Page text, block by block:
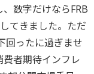
数字だけならFRB
てきました。ただ
回ったに過ぎませ
者期待インフレ